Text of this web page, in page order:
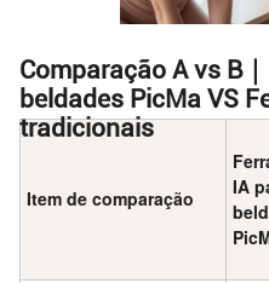
Comparação A vs B
beldades PicMa VS
tradicionais
Item de comparação
IA